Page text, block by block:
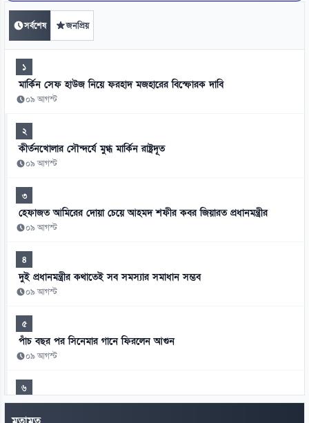
সর্বশেষ জনপ্রিয়
১
মার্কিন সেফ হাউজ নিয়ে ফরহাদ মজহারের বিস্ফোরক দাবি
০৯ আগস্ট
২
কীর্তনখোলার সৌন্দর্যে মুগ্ধ মার্কিন রাষ্ট্রদূত
০৯ আগস্ট
৩
হেফাজত আমিরের দোয়া চেয়ে আহমদ শফীর কবর জিয়ারত প্রধানমন্ত্রীর
০৯ আগস্ট
৪
দুই প্রধানমন্ত্রীর কথাতেই সব সমস্যার সমাধান সম্ভব
০৯ আগস্ট
৫
পাঁচ বছর পর সিনেমার গানে ফিরলেন আগুন
০৯ আগস্ট
৬
অভিনয় ছেড়ে ধর্মীয় জীবনে মনোযোগী হাসান মাসুদ
০৯ আগস্ট